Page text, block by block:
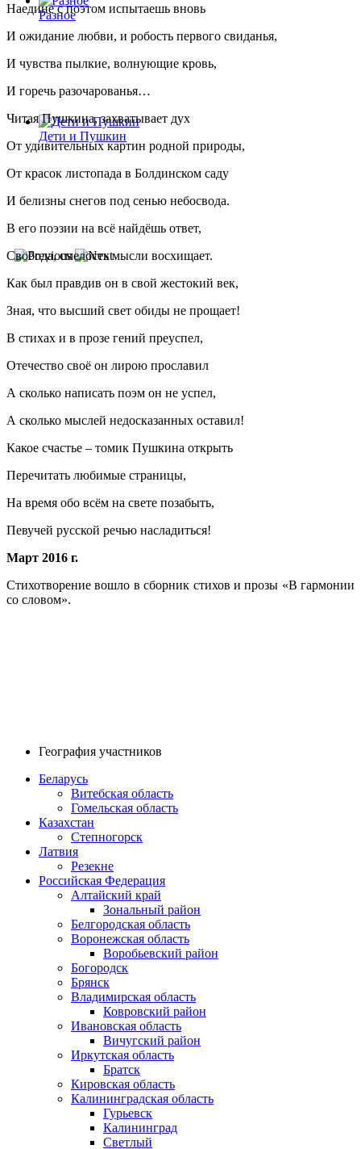
Разное
Дети и Пушкин
Наедине с поэтом испытаешь вновь
И ожидание любви, и робость первого свиданья,
И чувства пылкие, волнующие кровь,
И горечь разочарованья…
Читая Пушкина, захватывает дух
От удивительных картин родной природы,
От красок листопада в Болдинском саду
И белизны снегов под сенью небосвода.
В его поэзии на всё найдёшь ответ,
Свобода, смелость мысли восхищает.
Как был правдив он в свой жестокий век,
Зная, что высший свет обиды не прощает!
В стихах и в прозе гений преуспел,
Отечество своё он лирою прославил
А сколько написать поэм он не успел,
А сколько мыслей недосказанных оставил!
Какое счастье – томик Пушкина открыть
Перечитать любимые страницы,
На время обо всём на свете позабыть,
Певучей русской речью насладиться!
Март 2016 г.
Стихотворение вошло в сборник стихов и прозы «В гармонии
со словом».
География участников
Беларусь
Витебская область
Гомельская область
Казахстан
Степногорск
Латвия
Резекне
Российская Федерация
Алтайский край
Зональный район
Белгородская область
Воронежская область
Воробьевский район
Богородск
Брянск
Владимирская область
Ковровский район
Ивановская область
Вичугский район
Иркутская область
Братск
Кировская область
Калининградская область
Гурьевск
Калининград
Светлый